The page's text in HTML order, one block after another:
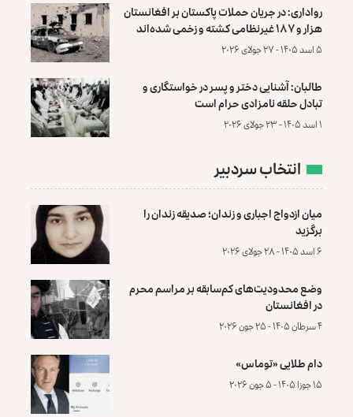
رواداری: در جریان حملات پاکستان بر افغانستان
هزار و ۱۸۷ غیرنظامی کشته و زخمی شده‌اند
۵ اسد ۱۴۰۵ - ۲۷ جولای ۲۰۲۶
طالبان: آشنایی دختر و پسر در خواستگاری و
تبادل حلقه نامزادی حرام است
۱ اسد ۱۴۰۵ - ۲۳ جولای ۲۰۲۶
انتخاب سردبیر
میان ازدواج اجباری و زندان؛ صدیقه زندان را
برگزید
۶ اسد ۱۴۰۵ - ۲۸ جولای ۲۰۲۶
وضع محدودیت‌های کم‌سابقه بر مراسم محرم
در افغانستان
۴ سرطان ۱۴۰۵ - ۲۵ جون ۲۰۲۶
دام طلایی «توماس»
۱۵ جوزا ۱۴۰۵ - ۵ جون ۲۰۲۶